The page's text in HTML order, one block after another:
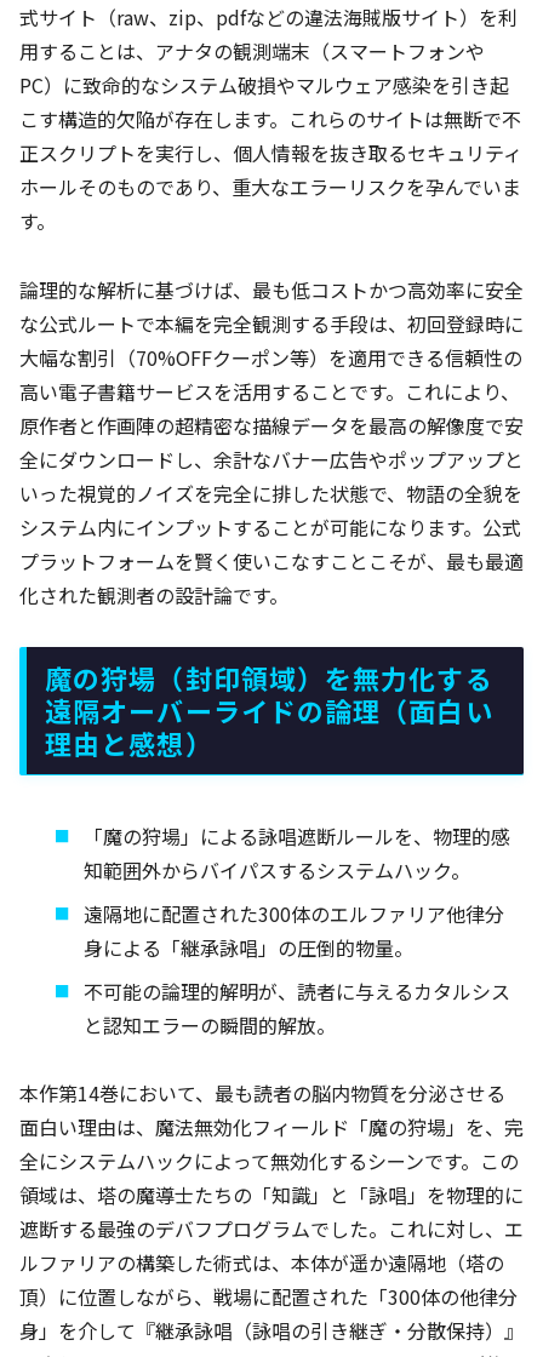
式サイト（raw、zip、pdfなどの違法海賊版サイト）を利
用することは、アナタの観測端末（スマートフォンや
PC）に致命的なシステム破損やマルウェア感染を引き起
こす構造的欠陥が存在します。これらのサイトは無断で不
正スクリプトを実行し、個人情報を抜き取るセキュリティ
ホールそのものであり、重大なエラーリスクを孕んでいま
す。
論理的な解析に基づけば、最も低コストかつ高効率に安全
な公式ルートで本編を完全観測する手段は、初回登録時に
大幅な割引（70%OFFクーポン等）を適用できる信頼性の
高い電子書籍サービスを活用することです。これにより、
原作者と作画陣の超精密な描線データを最高の解像度で安
全にダウンロードし、余計なバナー広告やポップアップと
いった視覚的ノイズを完全に排した状態で、物語の全貌を
システム内にインプットすることが可能になります。公式
プラットフォームを賢く使いこなすことこそが、最も最適
化された観測者の設計論です。
魔の狩場（封印領域）を無力化する
遠隔オーバーライドの論理（面白い
理由と感想）
「魔の狩場」による詠唱遮断ルールを、物理的感
知範囲外からバイパスするシステムハック。
遠隔地に配置された300体のエルファリア他律分
身による「継承詠唱」の圧倒的物量。
不可能の論理的解明が、読者に与えるカタルシス
と認知エラーの瞬間的解放。
本作第14巻において、最も読者の脳内物質を分泌させる
面白い理由は、魔法無効化フィールド「魔の狩場」を、完
全にシステムハックによって無効化するシーンです。この
領域は、塔の魔導士たちの「知識」と「詠唱」を物理的に
遮断する最強のデバフプログラムでした。これに対し、エ
ルファリアの構築した術式は、本体が遥か遠隔地（塔の
頂）に位置しながら、戦場に配置された「300体の他律分
身」を介して『継承詠唱（詠唱の引き継ぎ・分散保持）』